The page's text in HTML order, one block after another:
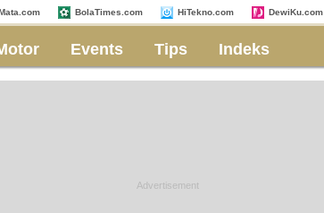
BolaTimes.com HiTekno.com DewiKu.com
Events Tips Indeks